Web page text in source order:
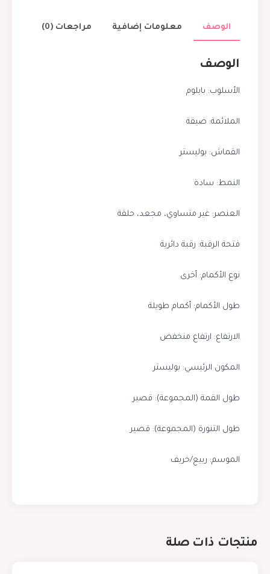
الوصف معلومات إضافية مراجعات (0)
الوصف
الأسلوب: بابلوم
الملائمة: ضيقة
القماش: بوليستر
النمط: سادة
العنصر: غير متساوي، مجعد، حلقة
فتحة الرقبة: رقبة دائرية
نوع الأكمام: أخرى
طول الأكمام: أكمام طويلة
الارتفاع: ارتفاع منخفض
المكون الرئيسي: بوليستر
طول القمة (المجموعة): قصير
طول التنورة (المجموعة): قصير
الموسم: ربيع/خريف
منتجات ذات صلة